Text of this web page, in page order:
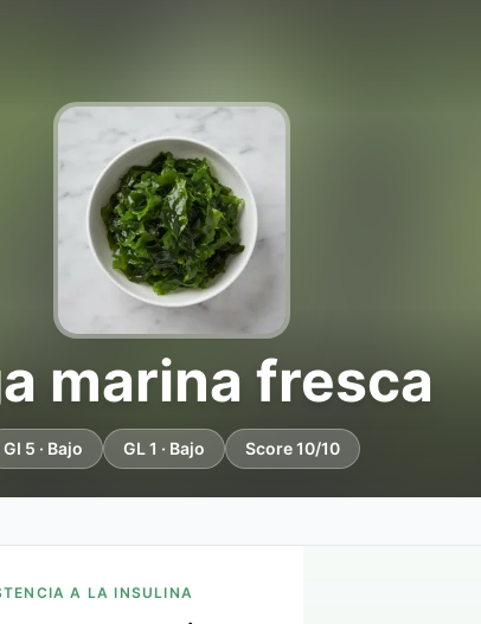
marina fresca
GI 5 · Bajo GL 1 · Bajo Score 10/10
A LA INSULINA